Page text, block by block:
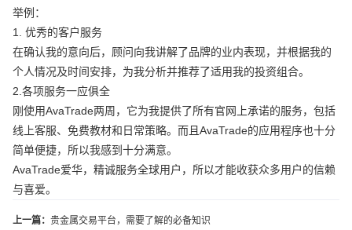
举例：
1. 优秀的客户服务
在确认我的意向后，顾问向我讲解了品牌的业内表现，并根据我的
个人情况及时间安排，为我分析并推荐了适用我的投资组合。
2.各项服务一应俱全
刚使用AvaTrade两周，它为我提供了所有官网上承诺的服务，包括
线上客服、免费教材和日常策略。而且AvaTrade的应用程序也十分
简单便捷，所以我感到十分满意。
AvaTrade爱华，精诚服务全球用户，所以才能收获众多用户的信赖
与喜爱。
上一篇： 贵金属交易平台，需要了解的必备知识